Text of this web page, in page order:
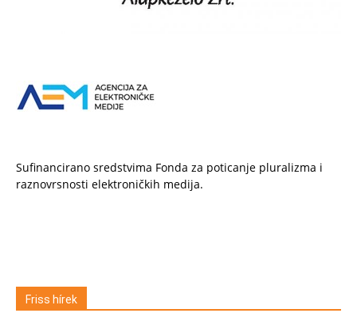
Sufinancirano sredstvima Fonda za poticanje pluralizma i
raznovrsnosti elektroničkih medija.
Friss hírek